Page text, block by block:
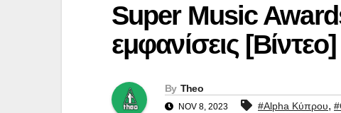
Super Music
εμφανίσεις [Βίντεο]
By Theo
NOV 8, 2023 #Alpha Κύπρου,